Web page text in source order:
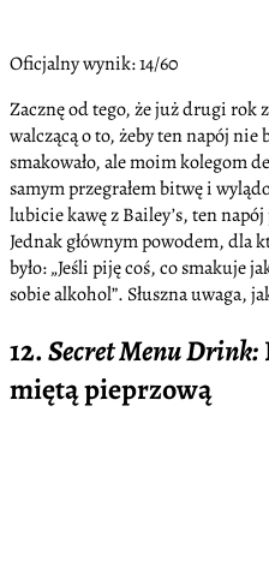
Oficjalny wynik: 14/60
Zacznę od tego, że już drugi rok
walczącą o to, żeby ten napój
smakowało, ale moim kolegom
samym przegrałem bitwę i
lubicie kawę z Bailey’s, ten
Jednak głównym powodem, dla
było: „Jeśli piję coś, co smakuje
sobie alkohol”. Słuszna uwaga,
12.Secret Menu Drink:
miętą pieprzową